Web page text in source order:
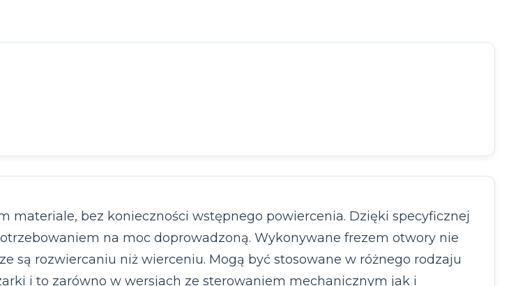
materiale, bez konieczności wstępnego powiercenia. Dzięki specyficznej
na moc doprowadzoną. Wykonywane frezem otwory nie
są rozwiercaniu niż wierceniu. Mogą być stosowane w różnego rodzaju
i to zarówno w wersjach ze sterowaniem mechanicznym jak i